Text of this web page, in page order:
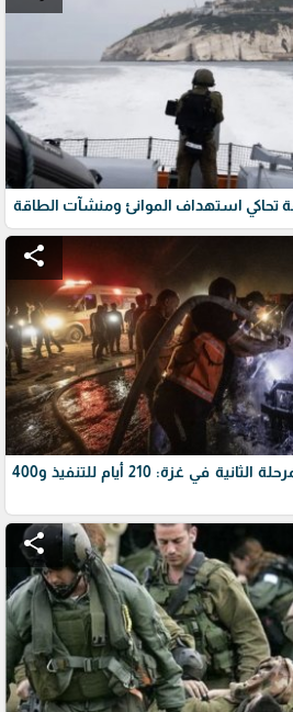
تحاكي استهداف الموانئ ومنشآت الطاقة
share
تفاصيل جديدة حول اتفاق المرحلة الثانية في غزة: 210 أيام للتنفيذ و400
share